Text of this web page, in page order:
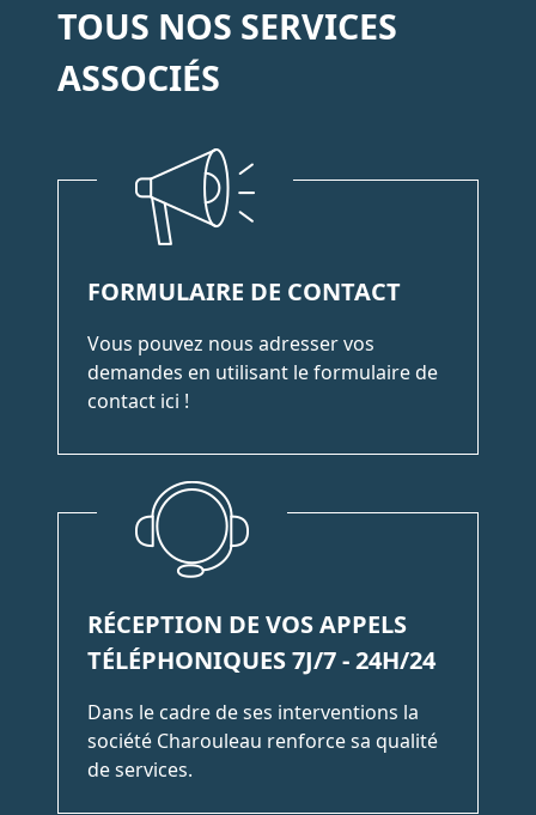
TOUS NOS SERVICES
ASSOCIÉS
FORMULAIRE DE CONTACT
Vous pouvez nous adresser vos
demandes en utilisant le formulaire de
contact ici !
RÉCEPTION DE VOS APPELS
TÉLÉPHONIQUES 7J/7 - 24H/24
Dans le cadre de ses interventions la
société Charouleau renforce sa qualité
de services.